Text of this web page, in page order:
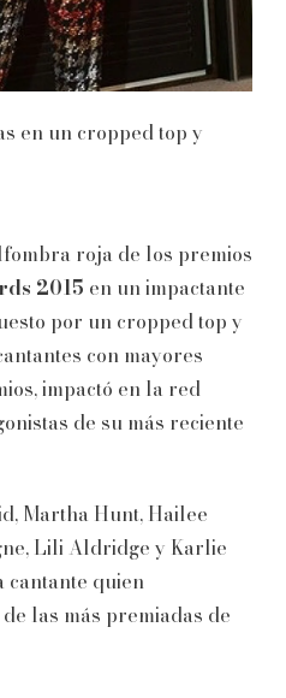
en un cropped top y
roja de los premios
2015 en un impactante
por un cropped top y
con mayores
impactó en la red
de su más reciente
Martha Hunt, Hailee
Lili Aldridge y Karlie
cantante quien
las más premiadas de